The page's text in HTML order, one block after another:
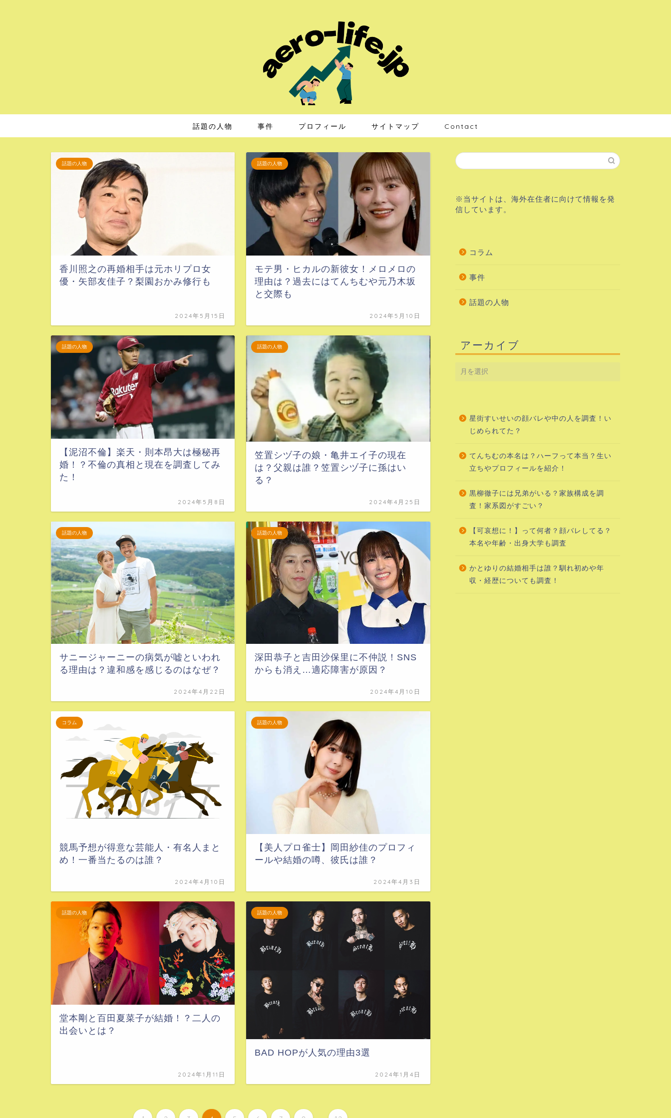
話題の人物 事件 プロフィール サイトマップ Contact
話題の人物
香川照之の再婚相手は元ホリプロ女
優・矢部友佳子？梨園おかみ修行も
2024年5月15日
話題の人物
モテ男・ヒカルの新彼女！メロメロの
理由は？過去にはてんちむや元乃木坂
と交際も
2024年5月10日
話題の人物
【泥沼不倫】楽天・則本昂大は極秘再
婚！？不倫の真相と現在を調査してみ
た！
2024年5月8日
話題の人物
笠置シヅ子の娘・亀井エイ子の現在
は？父親は誰？笠置シヅ子に孫はい
る？
2024年4月25日
話題の人物
サニージャーニーの病気が嘘といわれ
る理由は？違和感を感じるのはなぜ？
2024年4月22日
話題の人物
深田恭子と吉田沙保里に不仲説！SNS
からも消え…適応障害が原因？
2024年4月10日
コラム
競馬予想が得意な芸能人・有名人まと
め！一番当たるのは誰？
2024年4月10日
話題の人物
【美人プロ雀士】岡田紗佳のプロフィ
ールや結婚の噂、彼氏は誰？
2024年4月3日
話題の人物
堂本剛と百田夏菜子が結婚！？二人の
出会いとは？
2024年1月11日
話題の人物
BAD HOPが人気の理由3選
2024年1月4日
※当サイトは、海外在住者に向けて情報を発
信しています。
コラム
事件
話題の人物
アーカイブ
星街すいせいの顔バレや中の人を調査！い
じめられてた？
てんちむの本名は？ハーフって本当？生い
立ちやプロフィールを紹介！
黒柳徹子には兄弟がいる？家族構成を調
査！家系図がすごい？
【可哀想に！】って何者？顔バレしてる？
本名や年齢・出身大学も調査
かとゆりの結婚相手は誰？馴れ初めや年
収・経歴についても調査！